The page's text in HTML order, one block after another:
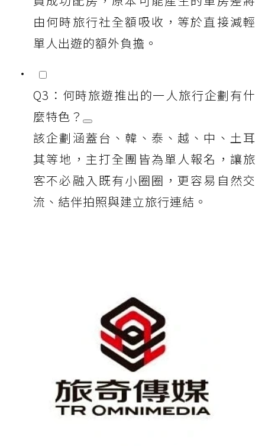
由何時旅行社全額吸收，等於直接減輕
單人出遊的額外負擔。
Q3：何時旅遊推出的一人旅行企劃有什
麼特色？
該企劃涵蓋台、韓、泰、越、中、土耳
其等地，主打全團皆為單人報名，讓旅
客不必融入既有小圈圈，更容易自然交
流、結伴拍照與建立旅行連結。